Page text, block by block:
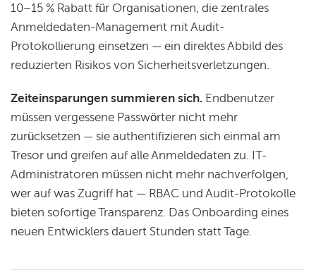
10–15 % Rabatt für Organisationen, die zentrales
Anmeldedaten-Management mit Audit-
Protokollierung einsetzen — ein direktes Abbild des
reduzierten Risikos von Sicherheitsverletzungen.
Zeiteinsparungen summieren sich. Endbenutzer
müssen vergessene Passwörter nicht mehr
zurücksetzen — sie authentifizieren sich einmal am
Tresor und greifen auf alle Anmeldedaten zu. IT-
Administratoren müssen nicht mehr nachverfolgen,
wer auf was Zugriff hat — RBAC und Audit-Protokolle
bieten sofortige Transparenz. Das Onboarding eines
neuen Entwicklers dauert Stunden statt Tage.